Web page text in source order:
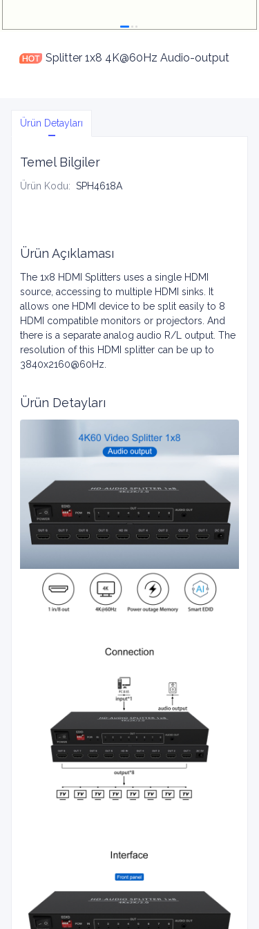
Splitter 1x8 4K@60Hz Audio-output
Ürün Detayları
Temel Bilgiler
Ürün Kodu: SPH4618A
Ürün Açıklaması
The 1x8 HDMI Splitters uses a single HDMI
source, accessing to multiple HDMI sinks. It
allows one HDMI device to be split easily to 8
HDMI compatible monitors or projectors. And
there is a separate analog audio R/L output. The
resolution of this HDMI splitter can be up to
3840x2160@60Hz.
Ürün Detayları